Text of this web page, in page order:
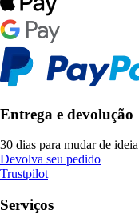
Entrega e devolução
30 dias para mudar de ideia
Devolva seu pedido
Trustpilot
Serviços